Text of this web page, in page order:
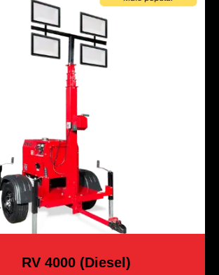
RV 4000 (diesel)